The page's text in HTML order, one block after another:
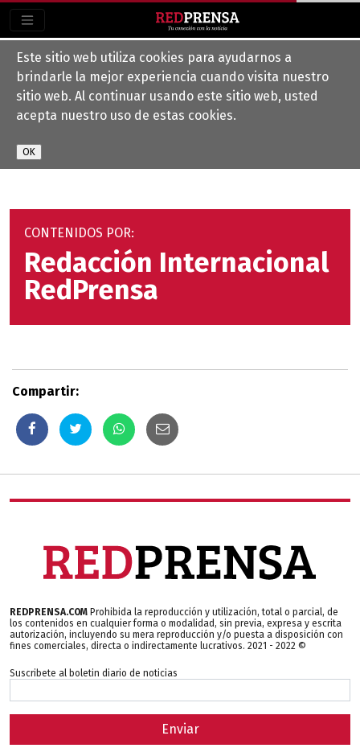
Este sitio web utiliza cookies para ayudarnos a
brindarle la mejor experiencia cuando visita nuestro
sitio web. Al continuar usando este sitio web, usted
acepta nuestro uso de estas cookies.
CONTENIDOS POR:
Redacción Internacional
RedPrensa
Compartir:
REDPRENSA.COM Prohibida la reproducción y utilización, total o parcial, de
los contenidos en cualquier forma o modalidad, sin previa, expresa y escrita
autorización, incluyendo su mera reproducción y/o puesta a disposición con
fines comerciales, directa o indirectamente lucrativos. 2021 - 2022 ©
Suscribete al boletin diario de noticias
Enviar